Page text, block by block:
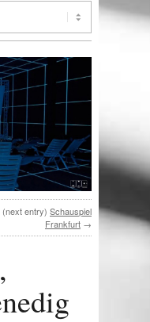
(next entry) Schauspiel
Frankfurt →